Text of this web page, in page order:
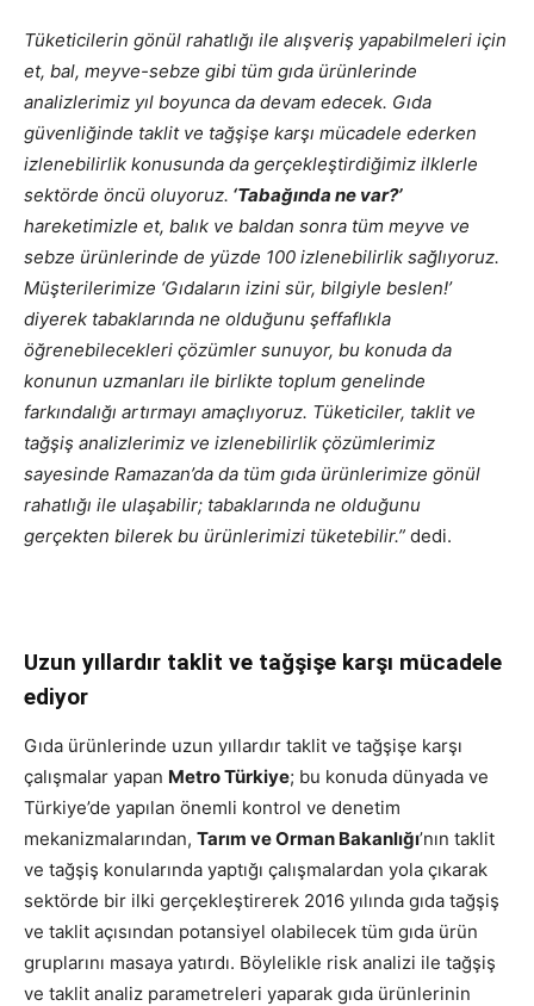
Tüketicilerin gönül rahatlığı ile alışveriş yapabilmeleri için
et, bal, meyve-sebze gibi tüm gıda ürünlerinde
analizlerimiz yıl boyunca da devam edecek. Gıda
güvenliğinde taklit ve tağşişe karşı mücadele ederken
izlenebilirlik konusunda da gerçekleştirdiğimiz ilklerle
sektörde öncü oluyoruz. ‘Tabağında ne var?’
hareketimizle et, balık ve baldan sonra tüm meyve ve
sebze ürünlerinde de yüzde 100 izlenebilirlik sağlıyoruz.
Müşterilerimize ‘Gıdaların izini sür, bilgiyle beslen!’
diyerek tabaklarında ne olduğunu şeffaflıkla
öğrenebilecekleri çözümler sunuyor, bu konuda da
konunun uzmanları ile birlikte toplum genelinde
farkındalığı artırmayı amaçlıyoruz. Tüketiciler, taklit ve
tağşiş analizlerimiz ve izlenebilirlik çözümlerimiz
sayesinde Ramazan’da da tüm gıda ürünlerimize gönül
rahatlığı ile ulaşabilir; tabaklarında ne olduğunu
gerçekten bilerek bu ürünlerimizi tüketebilir.” dedi.
Uzun yıllardır taklit ve tağşişe karşı mücadele
ediyor
Gıda ürünlerinde uzun yıllardır taklit ve tağşişe karşı
çalışmalar yapan Metro Türkiye; bu konuda dünyada ve
Türkiye’de yapılan önemli kontrol ve denetim
mekanizmalarından, Tarım ve Orman Bakanlığı’nın taklit
ve tağşiş konularında yaptığı çalışmalardan yola çıkarak
sektörde bir ilki gerçekleştirerek 2016 yılında gıda tağşiş
ve taklit açısından potansiyel olabilecek tüm gıda ürün
gruplarını masaya yatırdı. Böylelikle risk analizi ile tağşiş
ve taklit analiz parametreleri yaparak gıda ürünlerinin